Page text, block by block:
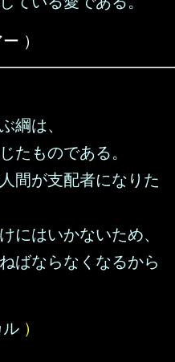
）
綱は、
たものである。
間が支配者になりた
にはいかないため、
ばならなくなるから
ル ）